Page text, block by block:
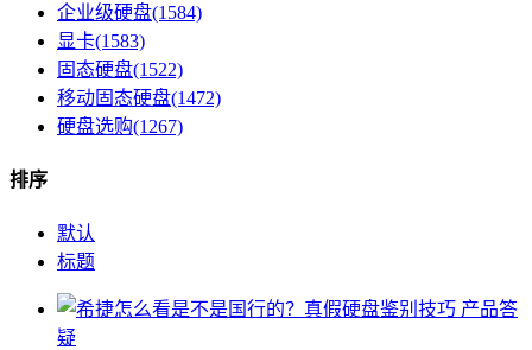
企业级硬盘(1584)
显卡(1583)
固态硬盘(1522)
移动固态硬盘(1472)
硬盘选购(1267)
排序
默认
标题
产品答
疑